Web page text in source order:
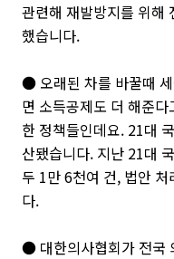
관련해 재발방지를 위해
했습니다.
● 오래된 차를 바꿀때
면 소득공제도 더 해준
한 정책들인데요. 21대
산됐습니다. 지난 21대
두 1만 6천여 건, 법안
다.
● 대한의사협회가 전국